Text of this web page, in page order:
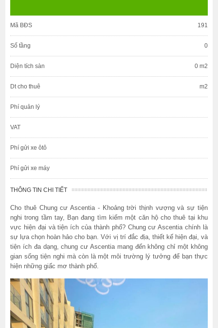
Mã BĐS 191
Số tầng 0
Diện tích sàn 0 m2
Dt cho thuê m2
Phí quản lý
VAT
Phí gửi xe ôtô
Phí gửi xe máy
THÔNG TIN CHI TIẾT
Cho thuê Chung cư Ascentia - Khoảng trời thịnh vượng và sự tiện
nghi trong tầm tay, Bạn đang tìm kiếm một căn hộ cho thuê tại khu
vực hiện đại và tiện ích của thành phố? Chung cư Ascentia chính là
sự lựa chọn hoàn hảo cho bạn. Với vị trí đắc địa, thiết kế hiện đại, và
tiện ích đa dạng, chung cư Ascentia mang đến không chỉ một không
gian sống tiện nghi mà còn là một môi trường lý tưởng để bạn thực
hiện những giấc mơ thành phố.